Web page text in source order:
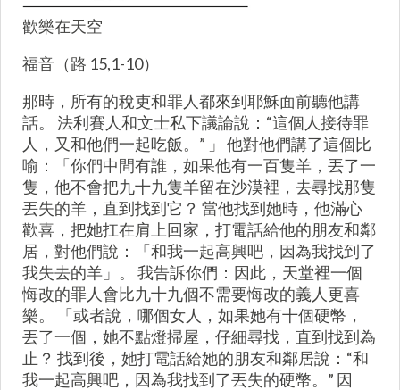
歡樂在天空
福音（路 15,1-10）
那時，所有的稅吏和罪人都來到耶穌面前聽他講
話。 法利賽人和文士私下議論說：“這個人接待罪
人，又和他們一起吃飯。” 」 他對他們講了這個比
喻：「你們中間有誰，如果他有一百隻羊，丟了一
隻，他不會把九十九隻羊留在沙漠裡，去尋找那隻
丟失的羊，直到找到它？ 當他找到她時，他滿心
歡喜，把她扛在肩上回家，打電話給他的朋友和鄰
居，對他們說：「和我一起高興吧，因為我找到了
我失去的羊」。 我告訴你們：因此，天堂裡一個
悔改的罪人會比九十九個不需要悔改的義人更喜
樂。 「或者說，哪個女人，如果她有十個硬幣，
丟了一個，她不點燈掃屋，仔細尋找，直到找到為
止？ 找到後，她打電話給她的朋友和鄰居說：“和
我一起高興吧，因為我找到了丟失的硬幣。” 因